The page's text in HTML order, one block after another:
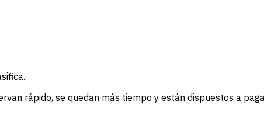
rápido, se quedan más tiempo y están dispuestos a